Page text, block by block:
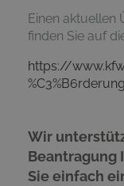
Einen aktuellen
finden Sie auf
https://
Wir
Beantragung
Sie einfach